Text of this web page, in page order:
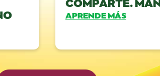
APRENDE MÁS